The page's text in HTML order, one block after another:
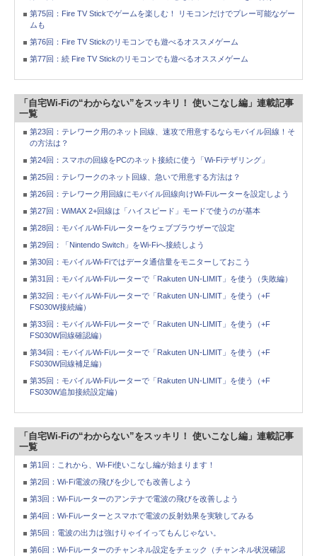
第75回：Fire TV Stickでゲームを楽しむ！ リモコンだけでプレー可能なゲー
ムも
第76回：Fire TV Stickのリモコンでも遊べるオススメゲーム
第77回：続 Fire TV Stickのリモコンでも遊べるオススメゲーム
「自宅Wi-Fiの“わからない”をスッキリ！ 使いこなし編」連載記事
一覧
第23回：テレワーク用のネット回線、速攻で用意するならモバイル回線！そ
の方法は？
第24回：スマホの回線をPCのネット接続に使う「Wi-Fiテザリング」
第25回：テレワークのネット回線、急いで用意する方法は？
第26回：テレワーク用回線にモバイル回線向けWi-Fiルーターを設定しよう
第27回：WiMAX 2+回線は「ハイスピード」モードで使うのが基本
第28回：モバイルWi-Fiルーターをウェブブラウザーで設定
第29回：「Nintendo Switch」をWi-Fiへ接続しよう
第30回：モバイルWi-Fiではデータ通信量をモニターしておこう
第31回：モバイルWi-Fiルーターで「Rakuten UN-LIMIT」を使う（失敗編）
第32回：モバイルWi-Fiルーターで「Rakuten UN-LIMIT」を使う（+F
FS030W接続編）
第33回：モバイルWi-Fiルーターで「Rakuten UN-LIMIT」を使う（+F
FS030W回線確認編）
第34回：モバイルWi-Fiルーターで「Rakuten UN-LIMIT」を使う（+F
FS030W回線補足編）
第35回：モバイルWi-Fiルーターで「Rakuten UN-LIMIT」を使う（+F
FS030W追加接続設定編）
「自宅Wi-Fiの“わからない”をスッキリ！ 使いこなし編」連載記事
一覧
第1回：これから、Wi-Fi使いこなし編が始まります！
第2回：Wi-Fi電波の飛びを少しでも改善しよう
第3回：Wi-Fiルーターのアンテナで電波の飛びを改善しよう
第4回：Wi-Fiルーターとスマホで電波の反射効果を実験してみる
第5回：電波の出力は強けりゃイイってもんじゃない。
第6回：Wi-Fiルーターのチャンネル設定をチェック（チャンネル状況確認